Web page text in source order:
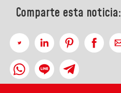
Comparte esta noticia: